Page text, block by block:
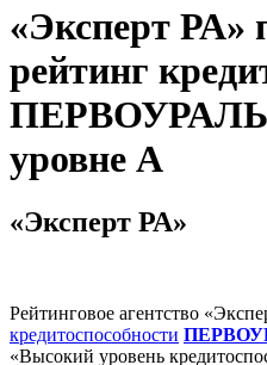
«Эксперт РА»
рейтинг
уровне А
«Эксперт РА»
Рейтинговое агентство
кредитоспособности
«Высокий уровень